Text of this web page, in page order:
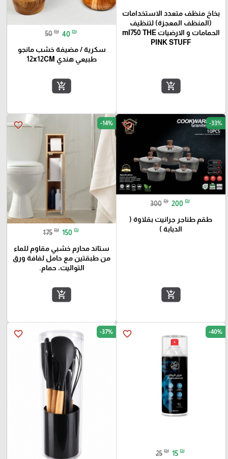
بخاخ منظف متعدد الاستخدامات
(المنظف المعجزة) لتنظيف
الحمامات و الارضيات ml750 THE
PINK STUFF
add_shopping_cart
50 ₪ 40 ₪
سكرية / مضيفة خشب مانجو
طبيعي هندي 12x12CM
add_shopping_cart
favorite_border -33%
300 ₪ 200 ₪
طقم طناجر جرانيت بقلاوة (
الدبابة )
add_shopping_cart
favorite_border -14%
175 ₪ 150 ₪
ستاند محارم خشبي مقاوم للماء
من طبقتين مع حامل لفافة ورق
التواليت، حمام.
add_shopping_cart
favorite_border -40%
25 ₪ 15 ₪
favorite_border -37%